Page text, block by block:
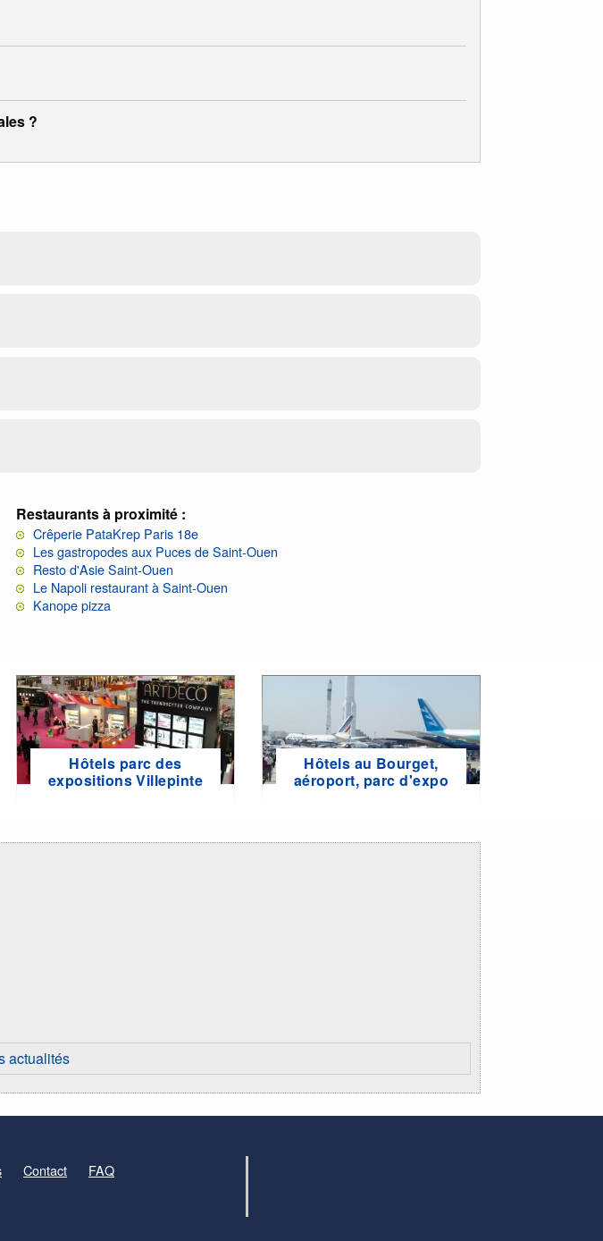
?
Restaurants à proximité :
Crêperie PataKrep Paris 18e
Les gastropodes aux Puces de Saint-Ouen
Resto d'Asie Saint-Ouen
Le Napoli restaurant à Saint-Ouen
Kanope pizza
Hôtels parc des
expositions Villepinte
Hôtels au Bourget,
aéroport, parc d'expo
actualités
Contact
FAQ